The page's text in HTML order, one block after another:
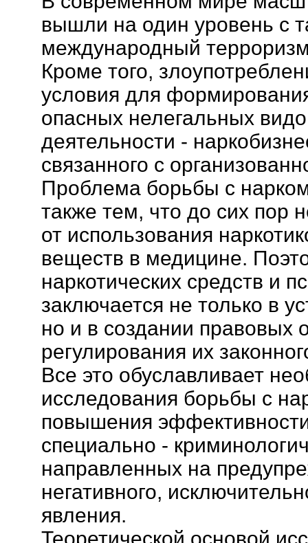
вышли на один уровень с
международный
Кроме того,
условия для
опасных нелегальных
деятельности -
связанного с
Проблема борьбы с
также тем, что до сих пор
от использования
веществ в медицине.
наркотических средств и
заключается не только в
но и в создании правовых
регулирования их
Все это обуславливает
исследования борьбы с
повышения
специально -
направленных на
негативного,
явления.